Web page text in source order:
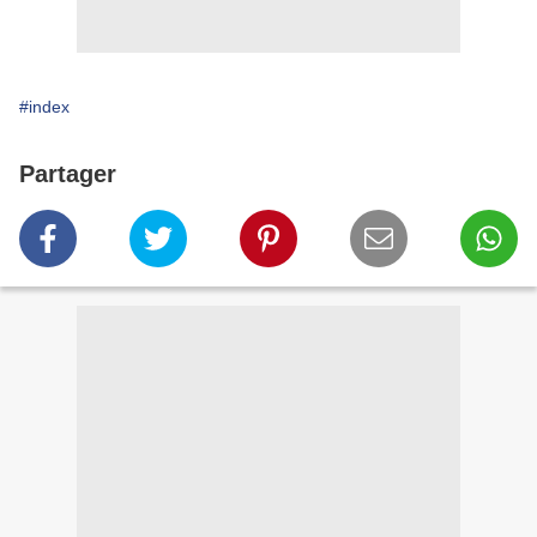
#index
Partager